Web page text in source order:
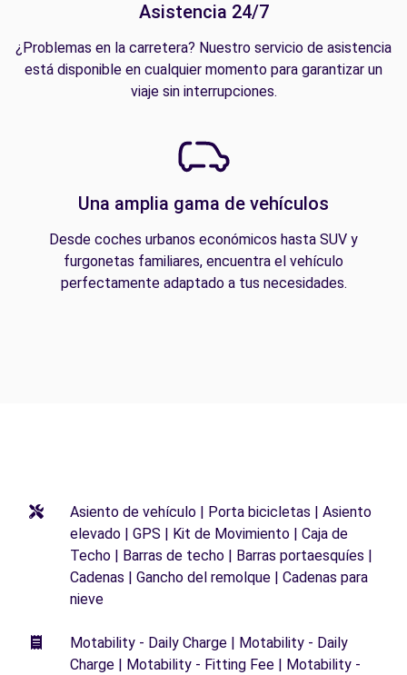
Asistencia 24/7
¿Problemas en la carretera? Nuestro servicio de asistencia
está disponible en cualquier momento para garantizar un
viaje sin interrupciones.
Una amplia gama de vehículos
Desde coches urbanos económicos hasta SUV y
furgonetas familiares, encuentra el vehículo
perfectamente adaptado a tus necesidades.
Asiento de vehículo | Porta bicicletas | Asiento
elevado | GPS | Kit de Movimiento | Caja de
Techo | Barras de techo | Barras portaesquíes |
Cadenas | Gancho del remolque | Cadenas para
nieve
Motability - Daily Charge | Motability - Daily
Charge | Motability - Fitting Fee | Motability -